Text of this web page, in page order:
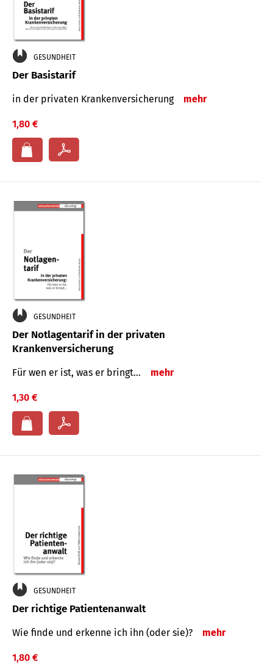
GESUNDHEIT
Der Basistarif
in der privaten Kran­ken­ver­siche­rung mehr
1,80 €
GESUNDHEIT
Der Notlagentarif in der privaten
Krankenversicherung
Für wen er ist, was er bringt… mehr
1,30 €
GESUNDHEIT
Der richtige Patientenanwalt
Wie finde und erkenne ich ihn (oder sie)? mehr
1,80 €